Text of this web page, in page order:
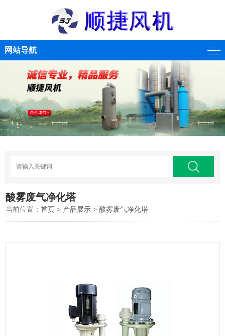
网站导航
酸雾废气净化塔
当前位置：首页 > 产品展示 >酸雾废气净化塔